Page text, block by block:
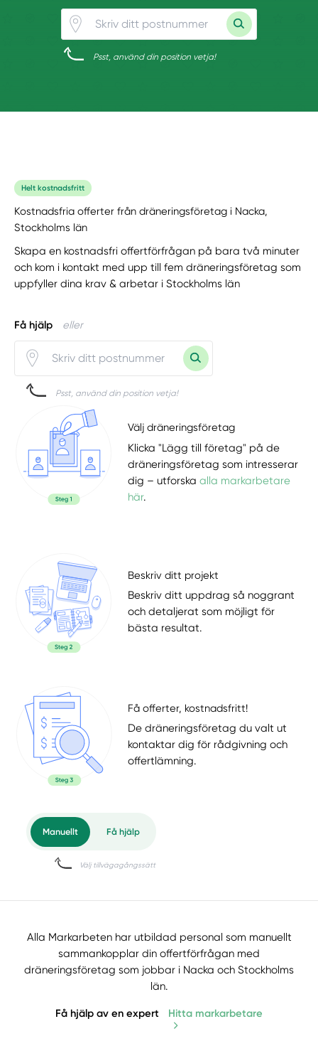
Psst, använd din position vetja!
Helt kostnadsfritt
Kostnadsfria offerter från dräneringsföretag i Nacka,
Stockholms län
Skapa en kostnadsfri offertförfrågan på bara två minuter
och kom i kontakt med upp till fem dräneringsföretag som
uppfyller dina krav & arbetar i Stockholms län
Få hjälp eller
Psst, använd din position vetja!
Välj dräneringsföretag
Klicka "Lägg till företag" på de
dräneringsföretag som intresserar
dig – utforskaalla markarbetare
här.
Beskriv ditt projekt
Beskriv ditt uppdrag så noggrant
och detaljerat som möjligt för
bästa resultat.
Få offerter, kostnadsfritt!
De dräneringsföretag du valt ut
kontaktar dig för rådgivning och
offertlämning.
Alla Markarbeten har utbildad personal som manuellt
sammankopplar din offertförfrågan med
dräneringsföretag som jobbar i Nacka och Stockholms
län.
Få hjälp av en expert Hitta markarbetare